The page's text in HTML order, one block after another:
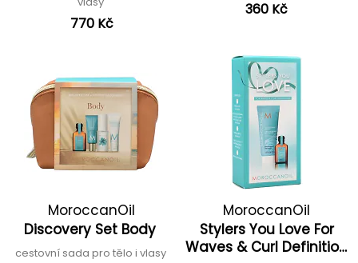
770 Kč
360 Kč
MoroccanOil
Discovery Set Body
cestovní sada pro tělo i vlasy
MoroccanOil
Stylers You Love For
Waves & Curl Definition